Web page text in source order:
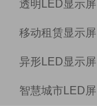
透明LED显示屏
移动租赁显示屏
异形LED显示屏
智慧城市LED屏